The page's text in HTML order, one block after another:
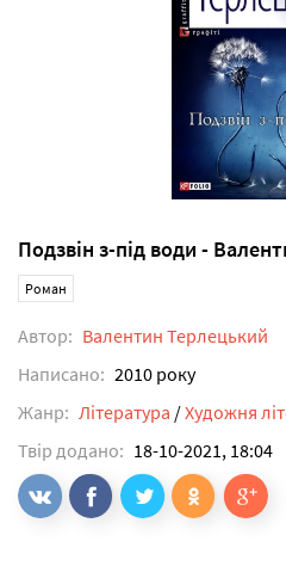
Подзвін з-під води -
Роман
Автор: Валентин Терлецький
Написано: 2010 року
Жанр: Література /Художня
Твір додано: 18-10-2021, 18:04